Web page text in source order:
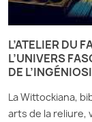
L’ATELIER DU
L’UNIVERS
DE
La Wittockiana,
arts de la reliure,